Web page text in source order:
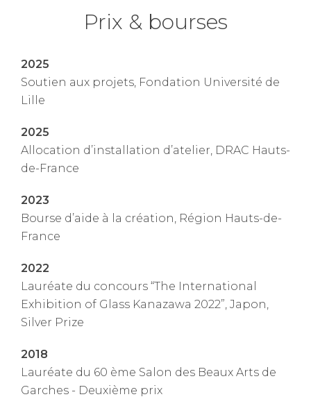
Prix & bourses
2025
Soutien aux projets, Fondation Université de
Lille
2025
Allocation d’installation d’atelier, DRAC Hauts-
de-France
2023
Bourse d’aide à la création, Région Hauts-de-
France
2022
Lauréate du concours “The International
Exhibition of Glass Kanazawa 2022”, Japon,
Silver Prize
2018
Lauréate du 60 ème Salon des Beaux Arts de
Garches - Deuxième prix